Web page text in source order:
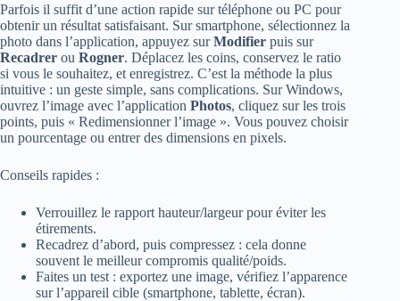
Parfois il suffit d’une action rapide sur téléphone ou PC pour
obtenir un résultat satisfaisant. Sur smartphone, sélectionnez la
photo dans l’application, appuyez surModifier puis sur
Recadrer ou Rogner. Déplacez les coins, conservez le ratio
si vous le souhaitez, et enregistrez. C’est la méthode la plus
intuitive : un geste simple, sans complications. Sur Windows,
ouvrez l’image avec l’application Photos, cliquez sur les trois
points, puis « Redimensionner l’image ». Vous pouvez choisir
un pourcentage ou entrer des dimensions en pixels.
Conseils rapides :
Verrouillez le rapport hauteur/largeur pour éviter les
étirements.
Recadrez d’abord, puis compressez : cela donne
souvent le meilleur compromis qualité/poids.
Faites un test : exportez une image, vérifiez l’apparence
sur l’appareil cible (smartphone, tablette, écran).